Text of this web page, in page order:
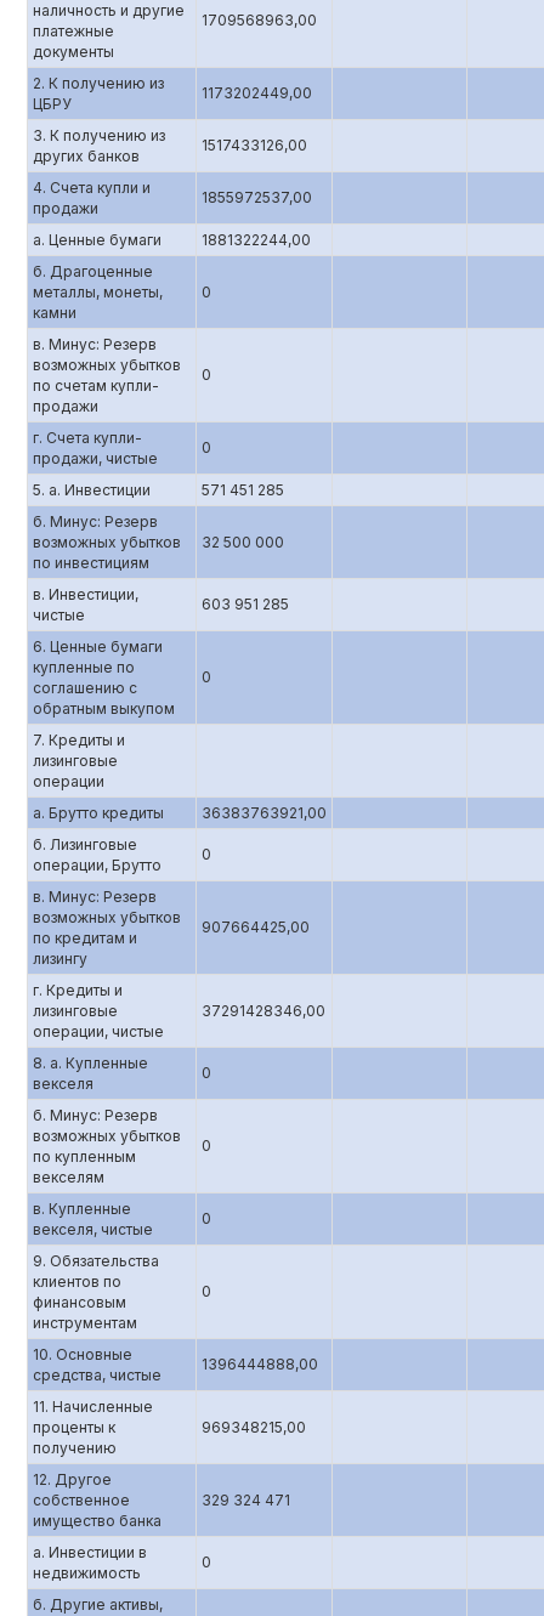
наличность и другие
платежные
документы
1709568963,00
2. К получению из
ЦБРУ
1173202449,00
3. К получению из
других банков
1517433126,00
4. Счета купли и
продажи
1855972537,00
а. Ценные бумаги
1881322244,00
б. Драгоценные
металлы, монеты,
камни
0
в. Минус: Резерв
возможных убытков
по счетам купли-
продажи
0
г. Счета купли-
продажи, чистые
0
5. а. Инвестиции
571 451 285
б. Минус: Резерв
возможных убытков
по инвестициям
32 500 000
в. Инвестиции,
чистые
603 951 285
6. Ценные бумаги
купленные по
соглашению c
обратным выкупом
0
7. Кредиты и
лизинговые
операции
а. Брутто кредиты
36383763921,00
б. Лизинговые
операции, Брутто
0
в. Минус: Резерв
возможных убытков
по кредитам и
лизингу
907664425,00
г. Кредиты и
лизинговые
операции, чистые
37291428346,00
8. а. Купленные
векселя
0
б. Минус: Резерв
возможных убытков
по купленным
векселям
0
в. Купленные
векселя, чистые
0
9. Обязательства
клиентов по
финансовым
инструментам
0
10. Основные
средства, чистые
1396444888,00
11. Начисленные
проценты к
получению
969348215,00
12. Другое
собственное
имущество банка
329 324 471
а. Инвестиции в
недвижимость
0
б. Другие активы,